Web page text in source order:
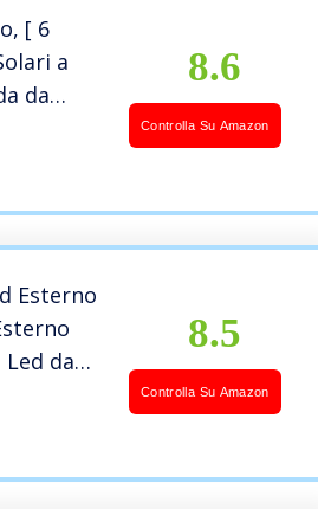
[ 6
a
da
8.6
Controlla Su Amazon
Esterno
da
da
8.5
Controlla Su Amazon